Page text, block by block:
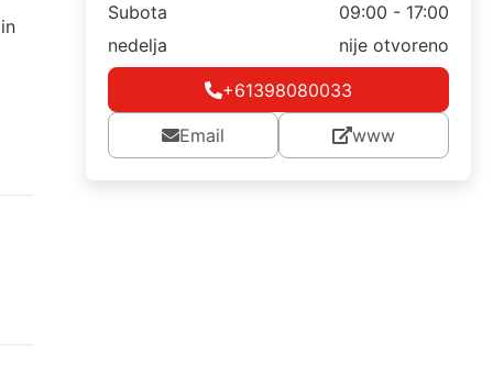
Subota
09:00 - 17:00
nedelja
nije otvoreno
+61398080033
Email www